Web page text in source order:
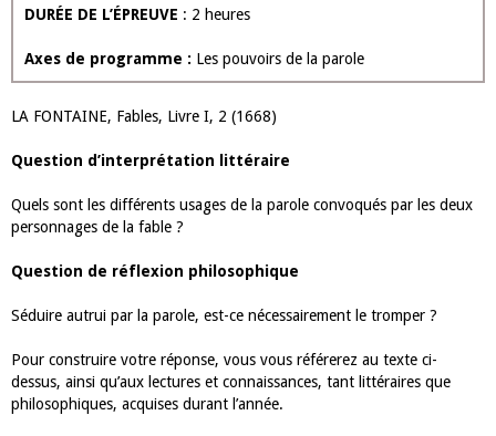
DURÉE DE L’ÉPREUVE : 2 heures
Axes de programme : Les pouvoirs de la parole
LA FONTAINE, Fables, Livre I, 2 (1668)
Question d’interprétation littéraire
Quels sont les différents usages de la parole convoqués par les deux
personnages de la fable ?
Question de réflexion philosophique
Séduire autrui par la parole, est-ce nécessairement le tromper ?
Pour construire votre réponse, vous vous référerez au texte ci-
dessus, ainsi qu’aux lectures et connaissances, tant littéraires que
philosophiques, acquises durant l’année.